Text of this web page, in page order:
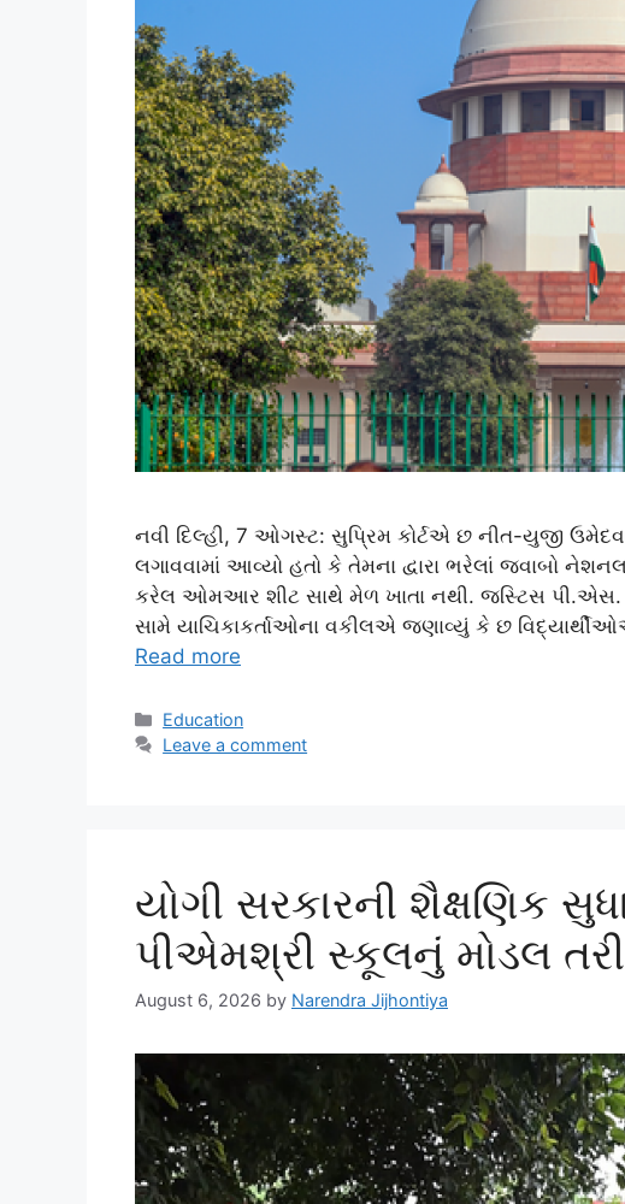
નવી દિલ્હી, 7 ઓગસ્ટ: સુપ્રિમ કોર્ટએ છ નીત-યુજી
લગાવવામાં આવ્યો હતો કે તેમના દ્વારા ભરેલાં જવાબો
કરેલ ઓમઆર શીટ સાથે મેળ ખાતા નથી. જસ્ટિસ પી.એસ.
સામે યાચિકાકર્તાઓના વકીલએ જણાવ્યું કે છ
Read more
Categories
Education
Leave a comment
યોગી સરકારની શૈક્ષણિક
પીએમશ્રી સ્કૂલનું મોડલ
August 6, 2026 by Narendra Jijhontiya